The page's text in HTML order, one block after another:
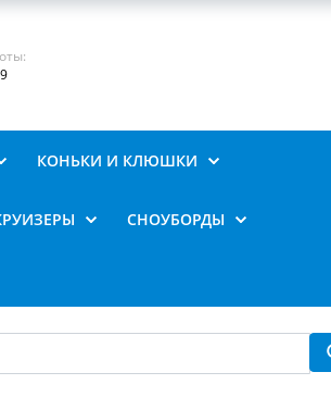
КОНЬКИ И КЛЮШКИ
СНОУБОРДЫ